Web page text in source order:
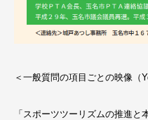
＜一般質問の項目ごとの映像（
「スポーツツーリズムの推進と